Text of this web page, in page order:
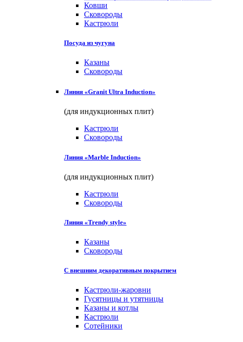
Ковши
Сковороды
Кастрюли
Посуда из чугуна
Казаны
Сковороды
Линия «Granit Ultra Induction»
(для индукционных плит)
Кастрюли
Сковороды
Линия «Marble Induction»
(для индукционных плит)
Кастрюли
Сковороды
Линия «Trendy style»
Казаны
Сковороды
С внешним декоративным покрытием
Кастрюли-жаровни
Гусятницы и утятницы
Казаны и котлы
Кастрюли
Сотейники